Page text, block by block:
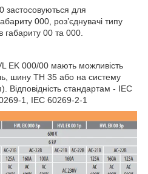
застосовуються для
000, роз’єднувачі типу
габариту 00 та 000.
EK 000/00 мають можливість
шину ТН 35 або на систему
стандартам - IEC
1, IEC 60269-2-1